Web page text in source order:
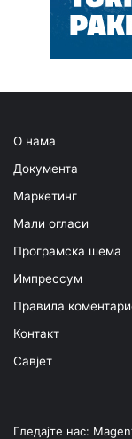
О нама
Документа
Маркетинг
Мали огласи
Програмска шема
Импрессум
Правила
Контакт
Савјет
Гледајте нас: